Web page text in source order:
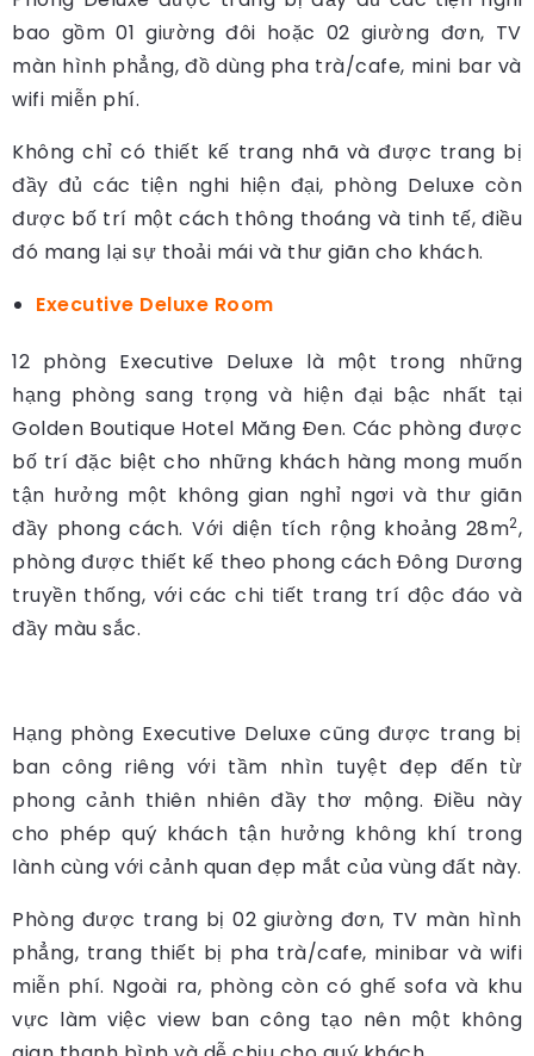
bao gồm 01 giường đôi hoặc 02 giường đơn, TV
màn hình phẳng, đồ dùng pha trà/cafe, mini bar và
wifi miễn phí.
Không chỉ có thiết kế trang nhã và được trang bị
đầy đủ các tiện nghi hiện đại, phòng Deluxe còn
được bố trí một cách thông thoáng và tinh tế, điều
đó mang lại sự thoải mái và thư giãn cho khách.
Executive Deluxe Room
12 phòng Executive Deluxe là một trong những
hạng phòng sang trọng và hiện đại bậc nhất tại
Golden Boutique Hotel Măng Đen. Các phòng được
bố trí đặc biệt cho những khách hàng mong muốn
tận hưởng một không gian nghỉ ngơi và thư giãn
đầy phong cách. Với diện tích rộng khoảng 28m2,
phòng được thiết kế theo phong cách Đông Dương
truyền thống, với các chi tiết trang trí độc đáo và
đầy màu sắc.
Hạng phòng Executive Deluxe cũng được trang bị
ban công riêng với tầm nhìn tuyệt đẹp đến từ
phong cảnh thiên nhiên đầy thơ mộng. Điều này
cho phép quý khách tận hưởng không khí trong
lành cùng với cảnh quan đẹp mắt của vùng đất này.
Phòng được trang bị 02 giường đơn, TV màn hình
phẳng, trang thiết bị pha trà/cafe, minibar và wifi
miễn phí. Ngoài ra, phòng còn có ghế sofa và khu
vực làm việc view ban công tạo nên một không